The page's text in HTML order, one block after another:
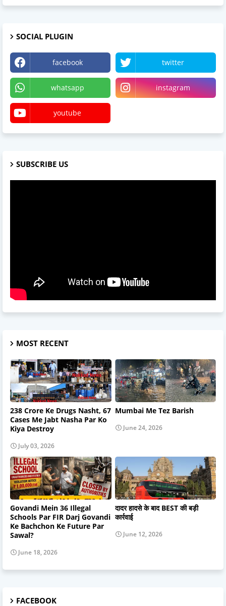
SOCIAL PLUGIN
facebook twitter
whatsapp instagram
youtube
SUBSCRIBE US
MOST RECENT
238 Crore Ke Drugs Nasht, 67
Cases Me Jabt Nasha Par Ko
Kiya Destroy
July 03, 2026
Mumbai Me Tez Barish
June 24, 2026
Govandi Mein 36 Illegal
Schools Par FIR Darj Govandi
Ke Bachchon Ke Future Par
Sawal?
June 18, 2026
दादर हादसे के बाद BEST की बड़ी
कार्रवाई
June 12, 2026
FACEBOOK